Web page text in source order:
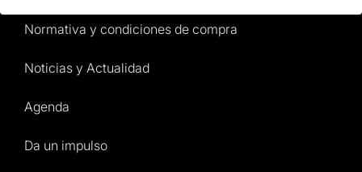
Normativa y condiciones de compra
Noticias y Actualidad
Agenda
Da un impulso